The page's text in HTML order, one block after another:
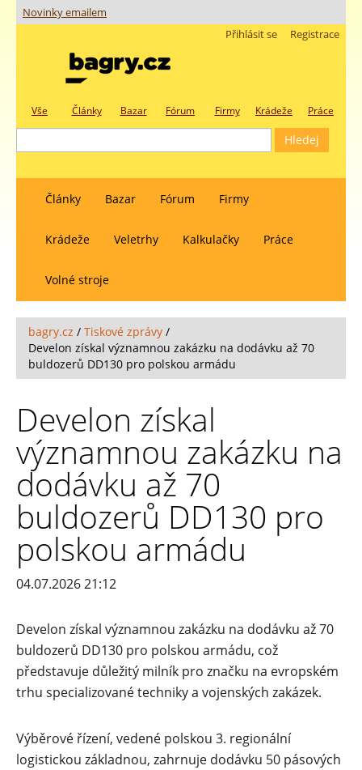
Novinky emailem
Registrace
Přihlásit se
Vše Články Bazar Fórum Firmy Krádeže Práce
Články Bazar Fórum Firmy
Krádeže Veletrhy Kalkulačky Práce
Volné stroje
bagry.cz / Tiskové zprávy /
Develon získal významnou zakázku na dodávku až 70
buldozerů DD130 pro polskou armádu
Develon získal
významnou zakázku na
dodávku až 70
buldozerů DD130 pro
polskou armádu
04.07.2026 21:12
Develon získal významnou zakázku na dodávku až 70
buldozerů DD130 pro polskou armádu, což
představuje důležitý milník pro značku na evropském
trhu specializované techniky a vojenských zakázek.
Výběrové řízení, vedené polskou 3. regionální
logistickou základnou, zahrnuje dodávku 50 pásových